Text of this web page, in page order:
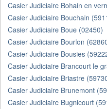
Casier Judiciaire Bohain en
Casier Judiciaire Bouchain
Casier Judiciaire Boue (02450)
Casier Judiciaire Bourlon
Casier Judiciaire Bousies
Casier Judiciaire Brancourt le
Casier Judiciaire Briastre
Casier Judiciaire Brunemont
Casier Judiciaire Bugnicourt